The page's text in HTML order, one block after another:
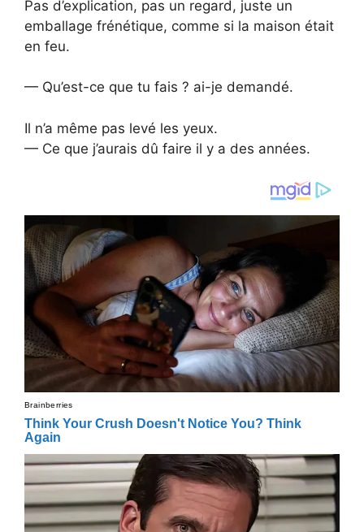
Pas d’explication, pas un regard, juste un
emballage frénétique, comme si la maison était
en feu.
— Qu’est-ce que tu fais ? ai-je demandé.
Il n’a même pas levé les yeux.
— Ce que j’aurais dû faire il y a des années.